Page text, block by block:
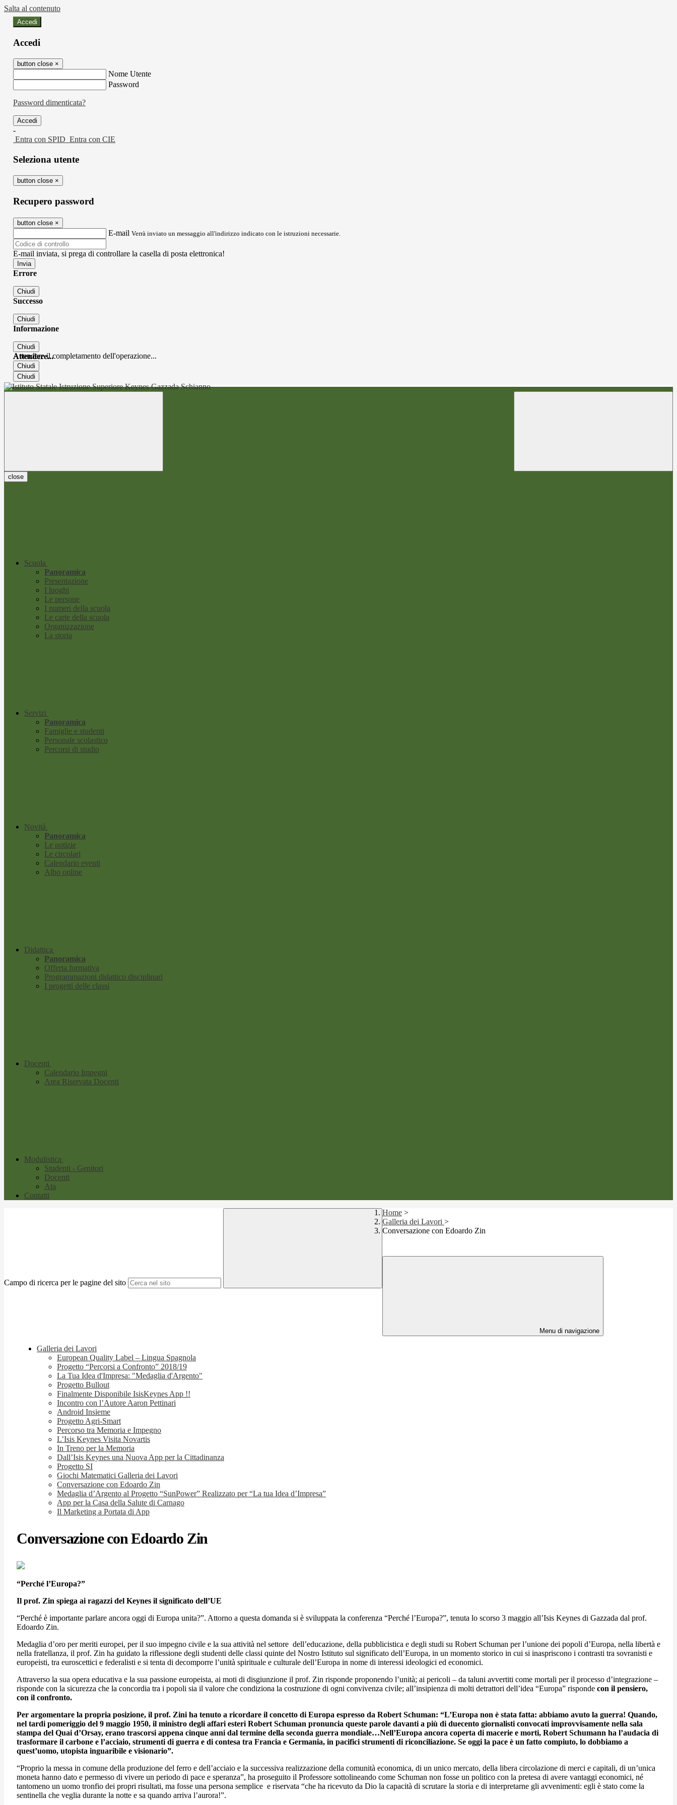
Salta al contenuto
Accedi
Accedi
button close ×
Nome Utente
Password
Password dimenticata?
-
Entra con SPID Entra con CIE
Seleziona utente
button close ×
Recupero password
button close ×
E-mail Verrà inviato un messaggio all'indirizzo indicato con le istruzioni necessarie.
E-mail inviata, si prega di controllare la casella di posta elettronica!
Errore
Chiudi
Successo
Chiudi
Informazione
Chiudi
Attendere...
Attendere il completamento dell'operazione...
Chiudi
Chiudi
close
Scuola
Panoramica
Presentazione
I luoghi
Le persone
I numeri della scuola
Le carte della scuola
Organizzazione
La storia
Servizi
Panoramica
Famiglie e studenti
Personale scolastico
Percorsi di studio
Novità
Panoramica
Le notizie
Le circolari
Calendario eventi
Albo online
Didattica
Panoramica
Offerta formativa
Programmazioni didattico disciplinari
I progetti delle classi
Docenti
Calendario Impegni
Area Riservata Docenti
Modulistica
Studenti - Genitori
Docenti
Ata
Contatti
Campo di ricerca per le pagine del sito
Home >
Galleria dei Lavori >
Conversazione con Edoardo Zin
Menu di navigazione
Galleria dei Lavori
European Quality Label – Lingua Spagnola
Progetto “Percorsi a Confronto” 2018/19
La Tua Idea d'Impresa: "Medaglia d'Argento"
Progetto Bullout
Finalmente Disponibile IsisKeynes App !!
Incontro con l’Autore Aaron Pettinari
Android Insieme
Progetto Agri-Smart
Percorso tra Memoria e Impegno
L’Isis Keynes Visita Novartis
In Treno per la Memoria
Dall’Isis Keynes una Nuova App per la Cittadinanza
Progetto SI
Giochi Matematici Galleria dei Lavori
Conversazione con Edoardo Zin
Medaglia d’Argento al Progetto “SunPower” Realizzato per “La tua Idea d’Impresa”
App per la Casa della Salute di Carnago
Il Marketing a Portata di App
Conversazione con Edoardo Zin
“Perché l’Europa?”
Il prof. Zin spiega ai ragazzi del Keynes il significato dell’UE
“Perché è importante parlare ancora oggi di Europa unita?”. Attorno a questa domanda si è sviluppata la conferenza “Perché l’Europa?”, tenuta lo scorso 3 maggio all’Isis Keynes di Gazzada dal prof.
Edoardo Zin.
Medaglia d’oro per meriti europei, per il suo impegno civile e la sua attività nel settore dell’educazione, della pubblicistica e degli studi su Robert Schuman per l’unione dei popoli d’Europa, nella libertà e
nella fratellanza, il prof. Zin ha guidato la riflessione degli studenti delle classi quinte del Nostro Istituto sul significato dell’Europa, in un momento storico in cui si inaspriscono i contrasti tra sovranisti e
europeisti, tra euroscettici e federalisti e si tenta di decomporre l’unità spirituale e culturale dell’Europa in nome di interessi ideologici ed economici.
Attraverso la sua opera educativa e la sua passione europeista, ai moti di disgiunzione il prof. Zin risponde proponendo l’unità; ai pericoli – da taluni avvertiti come mortali per il processo d’integrazione –
risponde con la sicurezza che la concordia tra i popoli sia il valore che condiziona la costruzione di ogni convivenza civile; all’insipienza di molti detrattori dell’idea “Europa” risponde con il pensiero,
con il confronto.
Per argomentare la propria posizione, il prof. Zini ha tenuto a ricordare il concetto di Europa espresso da Robert Schuman: “L’Europa non è stata fatta: abbiamo avuto la guerra! Quando,
nel tardi pomeriggio del 9 maggio 1950, il ministro degli affari esteri Robert Schuman pronuncia queste parole davanti a più di duecento giornalisti convocati improvvisamente nella sala
stampa del Quai d’Orsay, erano trascorsi appena cinque anni dal termine della seconda guerra mondiale…Nell’Europa ancora coperta di macerie e morti, Robert Schumann ha l’audacia di
trasformare il carbone e l’acciaio, strumenti di guerra e di contesa tra Francia e Germania, in pacifici strumenti di riconciliazione. Se oggi la pace è un fatto compiuto, lo dobbiamo a
quest’uomo, utopista inguaribile e visionario”.
“Proprio la messa in comune della produzione del ferro e dell’acciaio e la successiva realizzazione della comunità economica, di un unico mercato, della libera circolazione di merci e capitali, di un’unica
moneta hanno dato e permesso di vivere un periodo di pace e speranza”, ha proseguito il Professore sottolineando come Schuman non fosse un politico con la pretesa di avere vantaggi economici, né
tantomeno un uomo tronfio dei propri risultati, ma fosse una persona semplice e riservata “che ha ricevuto da Dio la capacità di scrutare la storia e di interpretarne gli avvenimenti: egli è stato come la
sentinella che veglia durante la notte e sa quando arriva l’aurora!”.